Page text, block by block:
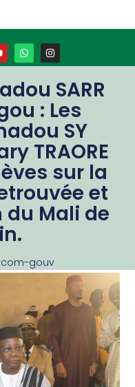
SARR
: Les
SY
TRAORE
sur la
et
Mali de
com-gouv